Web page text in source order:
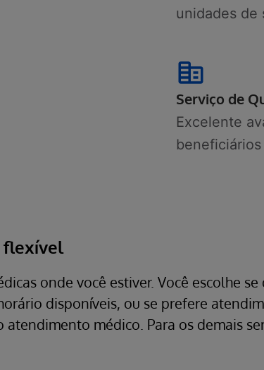
unidades de
Serviço de
Excelente
flexível
onde você estiver. Você escolhe
disponíveis, ou se prefere
médico. Para os demais